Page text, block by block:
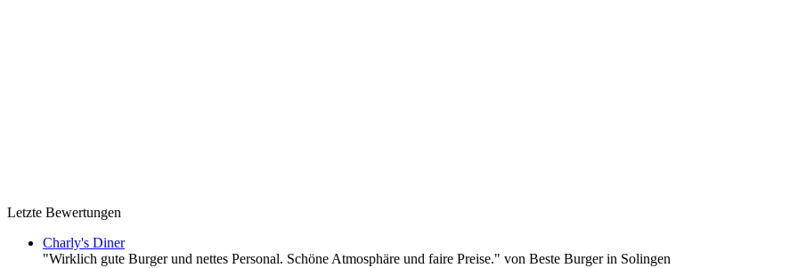
Letzte Bewertungen
Charly's Diner
"Wirklich gute Burger und nettes Personal. Schöne Atmosphäre und faire Preise." von Beste Burger in Solingen